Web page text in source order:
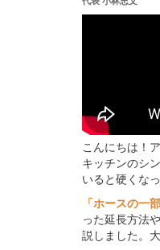
こんにちは！
キッチンのシ
いると硬くな
「ホースの一
った延長方法
説しました。